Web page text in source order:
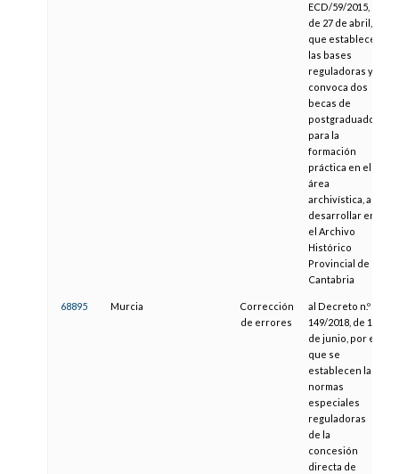
ECD/59/2015,
de 27 de abril,
que establece
las bases
reguladoras y
convoca dos
becas de
postgraduado
para la
formación
práctica en el
área
archivística, a
desarrollar en
el Archivo
Histórico
Provincial de
Cantabria
68895 Murcia
Corrección
de errores
al Decreto n.º
149/2018, de 14
de junio, por el
que se
establecen las
normas
especiales
reguladoras
de la
concesión
directa de